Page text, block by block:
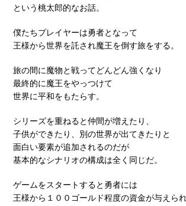
という桃太郎的なお話。
僕たちプレイヤーは勇者となって
王様から世界を託され魔王を倒す旅をする。
旅の間に魔物と戦ってどんどん強くなり
最終的に魔王をやっつけて
世界に平和をもたらす。
シリーズを重ねると仲間が増えたり、
子供ができたり、別の世界が出てきたりと
面白い要素が追加されるのだが
基本的なシナリオの構成は全く同じだ。
ゲームをスタートすると勇者には
王様から１００ゴールド程度の資金が与えられ